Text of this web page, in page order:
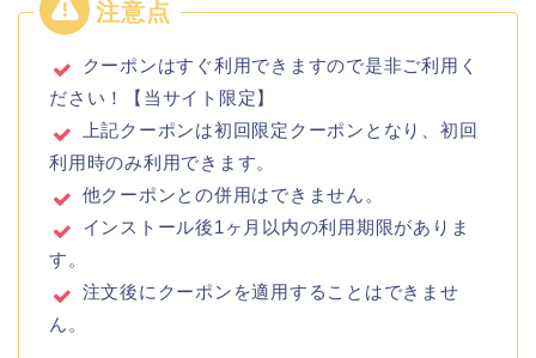
クーポンはすぐ利用できますので是非ご利用く
ださい！【当サイト限定】
上記クーポンは初回限定クーポンとなり、初回
利用時のみ利用できます。
他クーポンとの併用はできません。
インストール後1ヶ月以内の利用期限がありま
す。
注文後にクーポンを適用することはできませ
ん。